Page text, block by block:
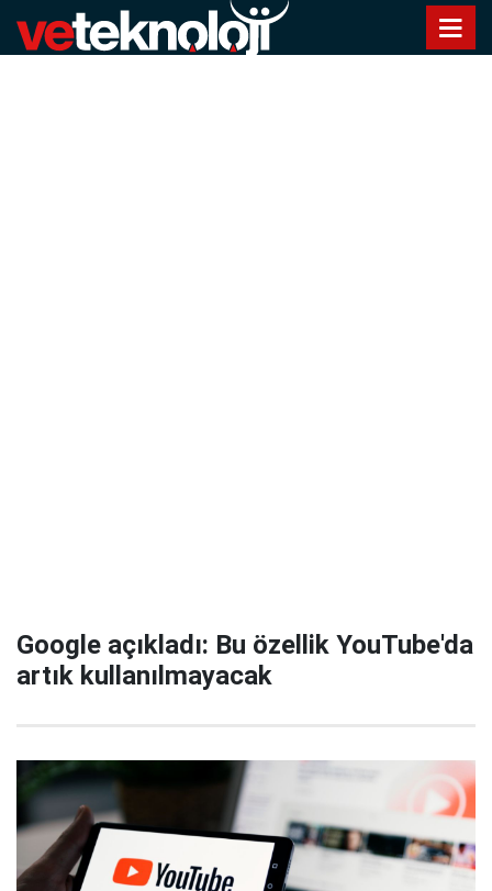
Google açıkladı: Bu özellik YouTube'da
artık kullanılmayacak